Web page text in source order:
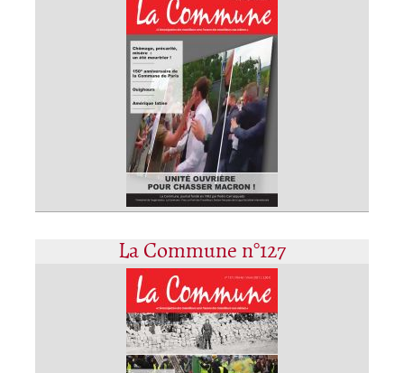
La Commune n°127